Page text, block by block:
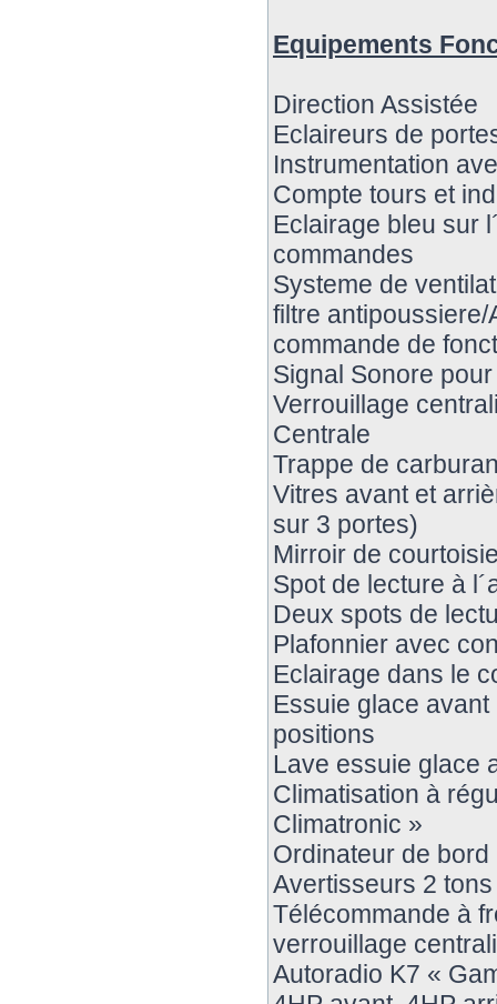
Equipements
Direction Assistée
Eclaireurs de
Instrumentation
Compte tours et
Eclairage bleu sur
commandes
Systeme de
filtre
commande de
Signal Sonore
Verrouillage
Centrale
Trappe de
Vitres avant et
sur 3 portes)
Mirroir de
Spot de lecture à
Deux spots de
Plafonnier avec
Eclairage dans le
Essuie glace
positions
Lave essuie glace
Climatisation à
Climatronic »
Ordinateur de bord
Avertisseurs 2 tons
Télécommande à
verrouillage
Autoradio K7 «